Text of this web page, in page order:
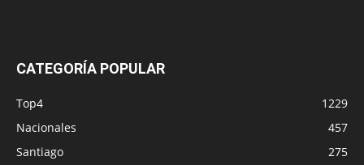
CATEGORÍA POPULAR
Top4
1229
Nacionales
457
Santiago
275